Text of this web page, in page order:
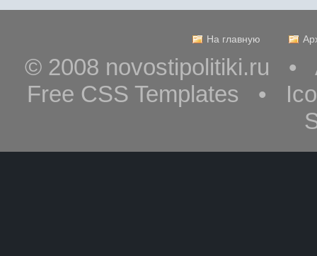
На главную
© 2008 novostipolitiki.ru •
Free CSS Templates •